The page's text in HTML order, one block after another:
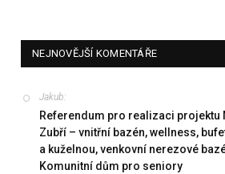
NEJNOVĚJŠÍ KOMENTÁŘE
Jakub:
Referendum pro realizaci projektu
Zubří – vnitřní bazén, wellness,
a kuželnou, venkovní nerezové
Komunitní dům pro seniory